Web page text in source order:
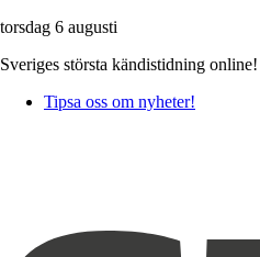
torsdag 6 augusti
Sveriges största kändistidning online!
Tipsa oss om nyheter!